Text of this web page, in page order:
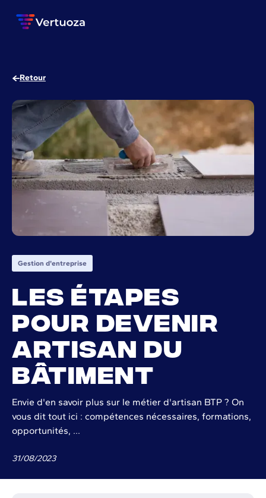
Retour
Gestion d'entreprise
Les étapes
pour devenir
artisan du
bâtiment
Envie d'en savoir plus sur le métier d'artisan BTP ? On
vous dit tout ici : compétences nécessaires, formations,
opportunités, ...
31/08/2023